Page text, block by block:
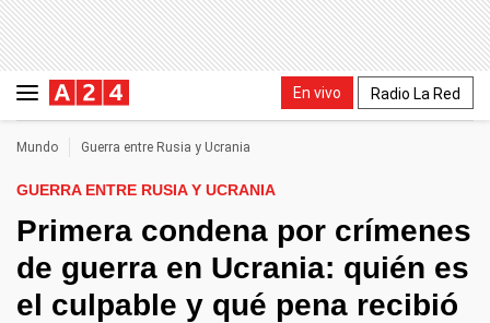
En vivo Radio La Red
Mundo Guerra entre Rusia y Ucrania
GUERRA ENTRE RUSIA Y UCRANIA
Primera condena por crímenes
de guerra en Ucrania: quién es
el culpable y qué pena recibió